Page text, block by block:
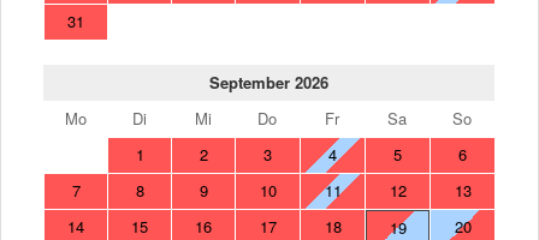
31
September 2026
Mo
Di Mi Do Fr Sa
So
1
2 3 4 5
6
7
8 9 10 11 12
13
14
15 16 17 18 19
20